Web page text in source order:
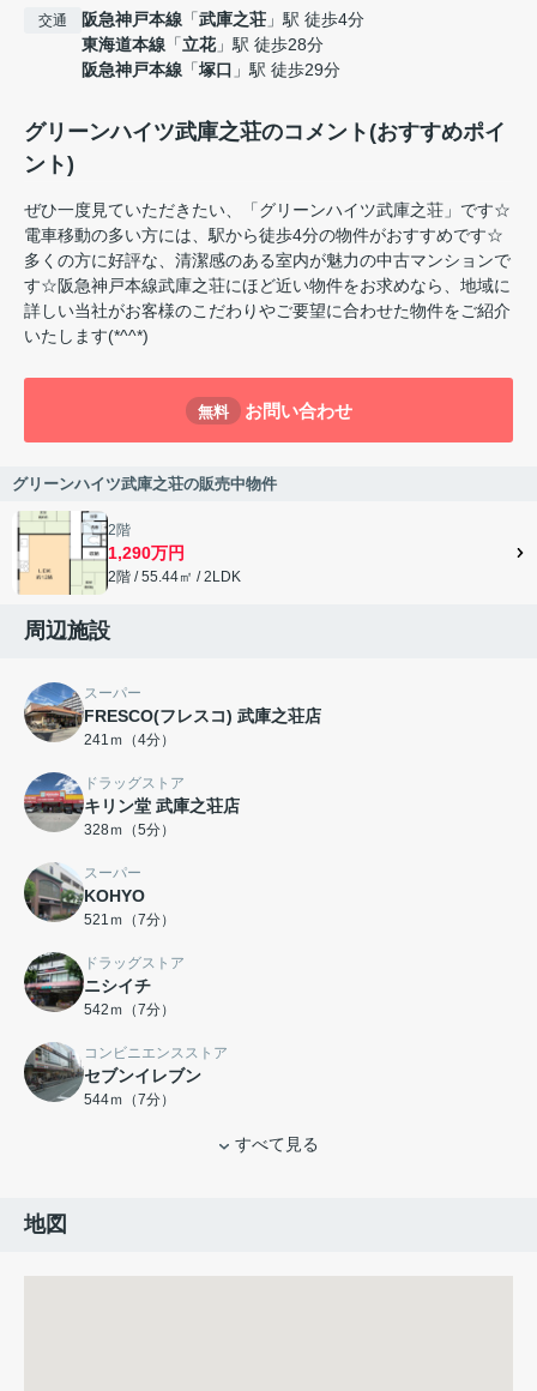
交通 阪急神戸本線 「武庫之荘 」駅 徒歩4分
東海道本線 「立花」駅 徒歩28分
阪急神戸本線 「塚口 」駅 徒歩29分
グリーンハイツ武庫之荘のコメント(おすすめポイ
ント)
ぜひ一度見ていただきたい、「グリーンハイツ武庫之荘」です☆
電車移動の多い方には、駅から徒歩4分の物件がおすすめです☆
多くの方に好評な、清潔感のある室内が魅力の中古マンションで
す☆阪急神戸本線武庫之荘にほど近い物件をお求めなら、地域に
詳しい当社がお客様のこだわりやご要望に合わせた物件をご紹介
いたします(*^^*)
無料 お問い合わせ
グリーンハイツ武庫之荘の販売中物件
2階
1,290万円
2階 / 55.44㎡ / 2LDK
周辺施設
スーパー
FRESCO(フレスコ) 武庫之荘店
241ｍ（4分）
ドラッグストア
キリン堂 武庫之荘店
328ｍ（5分）
スーパー
KOHYO
521ｍ（7分）
ドラッグストア
ニシイチ
542ｍ（7分）
コンビニエンスストア
セブンイレブン
544ｍ（7分）
すべて見る
地図